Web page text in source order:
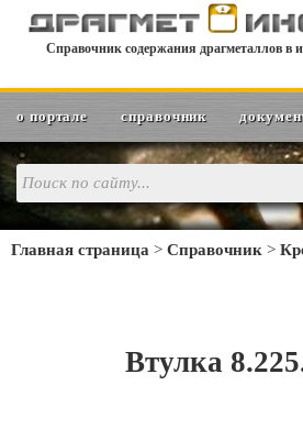
Справочник содержания драгметаллов в
о портале справочник
Главная страница > Справочник >
Втулка